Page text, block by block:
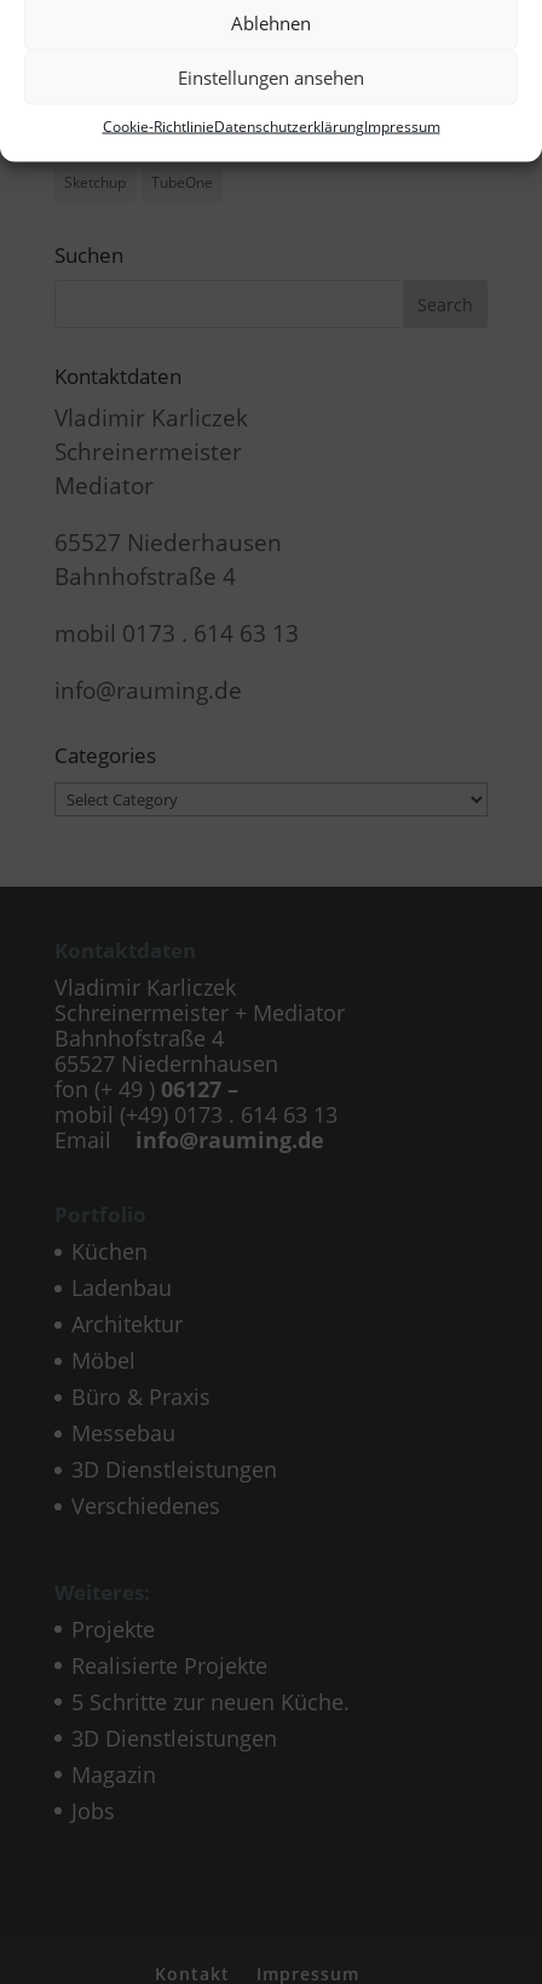
Ablehnen
Einstellungen ansehen
Cookie-RichtlinieDatenschutzerklärungImpressum
CAD Ladenbau Outdoor Schreibtisch
Sketchup TubeOne
Suchen
Kontaktdaten
Vladimir Karliczek
Schreinermeister
Mediator
65527 Niederhausen
Bahnhofstraße 4
mobil 0173 . 614 63 13
info@rauming.de
Categories
Categories
Vladimir Karliczek
Schreinermeister + Mediator
Bahnhofstraße 4
65527 Niedernhausen
fon (+ 49 ) 06127 –
mobil (+49) 0173 . 614 63 13
Email info@rauming.de
Küchen
Ladenbau
Architektur
Möbel
Büro & Praxis
Messebau
3D Dienstleistungen
Verschiedenes
Projekte
Realisierte Projekte
5 Schritte zur neuen Küche.
3D Dienstleistungen
Magazin
Jobs
Kontakt Impressum